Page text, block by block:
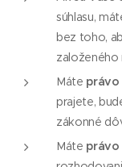
súhlasu,
bez toho,
založeného
Máte právo
prajete,
zákonné
Máte